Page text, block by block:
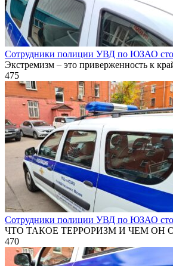
Сотрудники полиции УВД по ЮЗАО
Экстремизм – это приверженность к
475
Сотрудники полиции УВД по ЮЗАО
ЧТО ТАКОЕ ТЕРРОРИЗМ И ЧЕМ ОН
470